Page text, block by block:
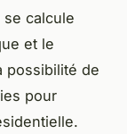
calcule
et le
possibilité de
pour